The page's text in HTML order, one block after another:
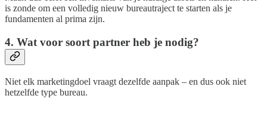
is zonde om een volledig nieuw bureautraject te starten als je
fundamenten al prima zijn.
4. Wat voor soort partner heb je nodig?
Niet elk marketingdoel vraagt dezelfde aanpak – en dus ook niet
hetzelfde type bureau.